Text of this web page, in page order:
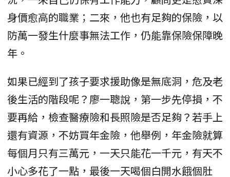
身價愈高的職業；二來，他也有足夠的保險，以
防萬一發生什麼事無法工作，仍能靠保險保障晚
年。
如果已經到了孩子要求援助像是無底洞，危及老
後生活的階段呢？廖一聰說，第一步先停損，不
要再給，檢查醫療險和長照險是否足夠？若手上
還有資源，不妨買年金險，他舉例，年金險就算
每個月只有三萬元，一天只能花一千元，有天不
小心多花了一點，最後一天喝個白開水餓個肚